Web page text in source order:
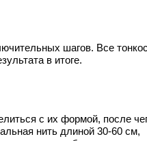
шагов. Все
в итоге.
с их формой, после
нить длиной 30-60 см,